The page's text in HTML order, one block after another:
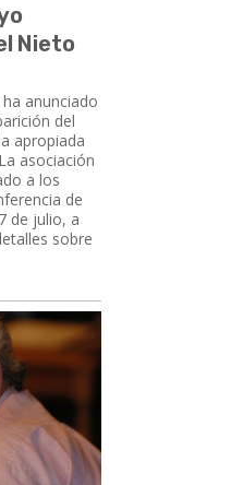
Nieto
anunciado
del
apropiada
asociación
a los
de
de julio, a
sobre